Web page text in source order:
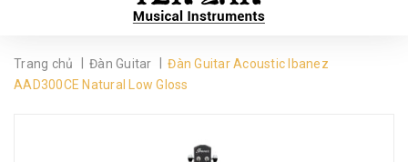
Trang chủ Đàn Guitar
Đàn Guitar Acoustic Ibanez
AAD300CE Natural Low Gloss